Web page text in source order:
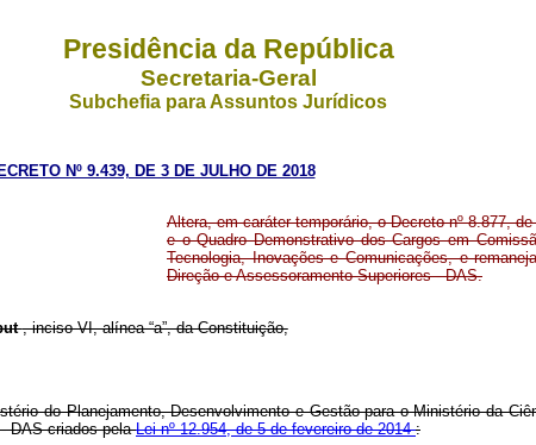
Presidência da República
Secretaria-Geral
Subchefia para Assuntos Jurídicos
Nº 9.439, DE 3 DE JULHO DE 2018
Altera, em caráter temporário, o Decreto nº 8.877,
e o Quadro Demonstrativo dos Cargos em
Tecnologia, Inovações e Comunicações, e
Direção e Assessoramento Superiores - DAS.
, inciso VI, alínea “a”, da Constituição,
do Planejamento, Desenvolvimento e Gestão para o Ministério da
DAS criados pelaLei nº 12.954, de 5 de fevereiro de 2014: